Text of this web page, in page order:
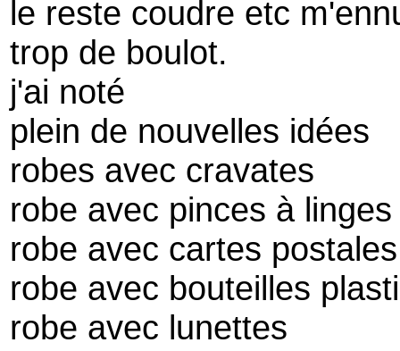
le reste coudre etc
trop de boulot.
j'ai noté
plein de nouvelles idées
robes avec cravates
robe avec pinces à
robe avec cartes
robe avec bouteilles
robe avec lunettes